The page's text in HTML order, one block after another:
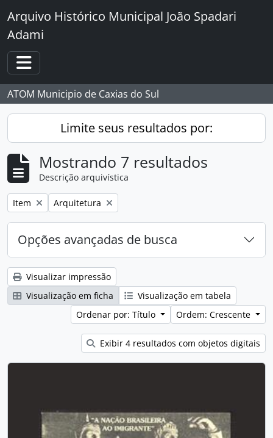
Skip to main content
Arquivo Histórico Municipal João Spadari
Adami
Toggle navigation
ATOM Municipio de Caxias do Sul
Limite seus resultados por:
Mostrando 7 resultados
Descrição arquivística
Remover filtro:
Item Remover filtro:
Arquitetura
Opções avançadas de busca
Visualizar impressão
Visualização em ficha
Visualização em tabela
Ordenar por: Título
Ordem: Crescente
Exibir 4 resultados com objetos digitais